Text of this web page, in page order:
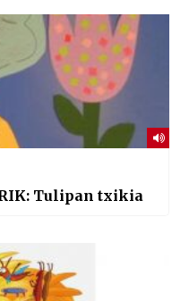
Tulipan txikia